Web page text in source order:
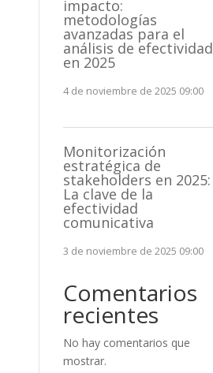
impacto:
metodologías
avanzadas para el
análisis de efectividad
en 2025
4 de noviembre de 2025 09:00
Monitorización
estratégica de
stakeholders en 2025:
La clave de la
efectividad
comunicativa
3 de noviembre de 2025 09:00
Comentarios
recientes
No hay comentarios que
mostrar.